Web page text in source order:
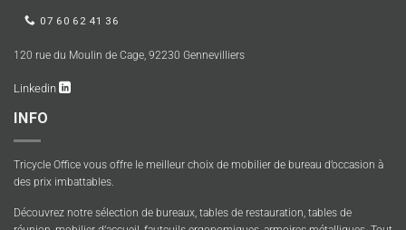
07 60 62 41 36
120 rue du Moulin de Cage, 92230 Gennevilliers
Linkedin
INFO
Tricycle Office vous offre le meilleur choix de mobilier de bureau d’occasion à
des prix imbattables.
Découvrez notre sélection de bureaux, tables de restauration, tables de